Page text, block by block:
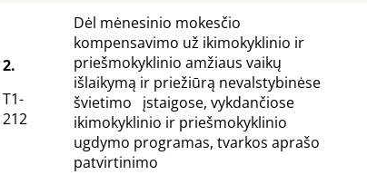
2.
T1-
212
Dėl mėnesinio mokesčio
kompensavimo už ikimokyklinio ir
priešmokyklinio amžiaus vaikų
išlaikymą ir priežiūrą nevalstybinėse
švietimo įstaigose, vykdančiose
ikimokyklinio ir priešmokyklinio
ugdymo programas, tvarkos aprašo
patvirtinimo